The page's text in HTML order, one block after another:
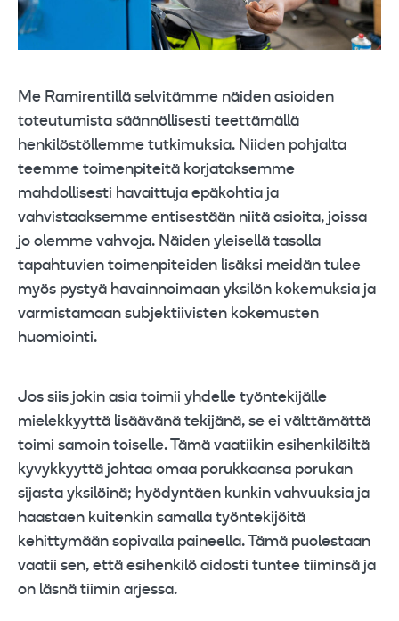
Me Ramirentillä selvitämme näiden asioiden
toteutumista säännöllisesti teettämällä
henkilöstöllemme tutkimuksia. Niiden pohjalta
teemme toimenpiteitä korjataksemme
mahdollisesti havaittuja epäkohtia ja
vahvistaaksemme entisestään niitä asioita, joissa
jo olemme vahvoja. Näiden yleisellä tasolla
tapahtuvien toimenpiteiden lisäksi meidän tulee
myös pystyä havainnoimaan yksilön kokemuksia ja
varmistamaan subjektiivisten kokemusten
huomiointi.
Jos siis jokin asia toimii yhdelle työntekijälle
mielekkyyttä lisäävänä tekijänä, se ei välttämättä
toimi samoin toiselle. Tämä vaatiikin esihenkilöiltä
kyvykkyyttä johtaa omaa porukkaansa porukan
sijasta yksilöinä; hyödyntäen kunkin vahvuuksia ja
haastaen kuitenkin samalla työntekijöitä
kehittymään sopivalla paineella. Tämä puolestaan
vaatii sen, että esihenkilö aidosti tuntee tiiminsä ja
on läsnä tiimin arjessa.